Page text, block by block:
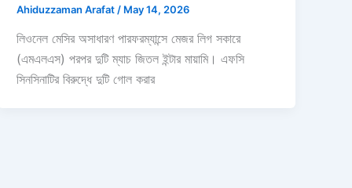
Ahiduzzaman Arafat / May 14, 2026
লিওনেল মেসির অসাধারণ পারফরম্যান্সে মেজর লিগ সকারে
(এমএলএস) পরপর দুটি ম্যাচ জিতল ইন্টার মায়ামি। এফসি
সিনসিনাটির বিরুদ্ধে দুটি গোল করার